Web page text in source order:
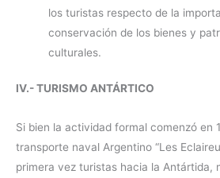
los turistas respecto de la
conservación de los bienes y
culturales.
IV.- TURISMO ANTÁRTICO
Si bien la actividad formal comenzó en
transporte naval Argentino “Les
primera vez turistas hacia la Antártida,